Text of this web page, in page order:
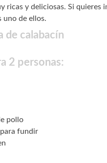
ricas y deliciosas. Si
uno de ellos.
de calabacín
2 personas:
pollo
fundir